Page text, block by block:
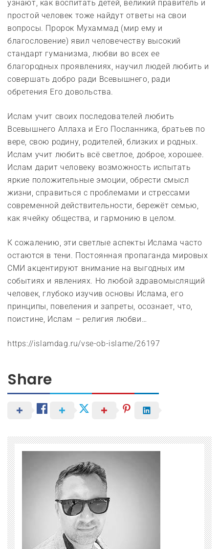
узнают, как воспитать детей, великий правитель и
простой человек тоже найдут ответы на свои
вопросы. Пророк Мухаммад (мир ему и
благословение) явил человечеству высокий
стандарт гуманизма, любви во всех ее
благородных проявлениях, научил людей любить и
совершать добро ради Всевышнего, ради
обретения Его довольства.
Ислам учит своих последователей любить
Всевышнего Аллаха и Его Посланника, братьев по
вере, свою родину, родителей, близких и родных.
Ислам учит любить всё светлое, доброе, хорошее.
Ислам дарит человеку возможность испытать
яркие положительные эмоции, обрести смысл
жизни, справиться с проблемами и стрессами
современной действительности, бережёт семью,
как ячейку общества, и гармонию в целом.
К сожалению, эти светлые аспекты Ислама часто
остаются в тени. Постоянная пропаганда мировых
СМИ акцентируют внимание на выгодных им
событиях и явлениях. Но любой здравомыслящий
человек, глубоко изучив основы Ислама, его
принципы, повеления и запреты, осознает, что,
поистине, Ислам – религия любви…
https://islamdag.ru/vse-ob-islame/26197
Share